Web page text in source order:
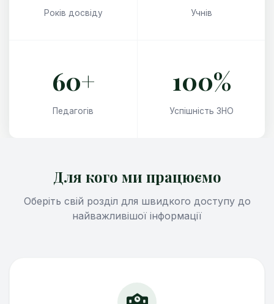
Років досвіду Учнів
60+
Педагогів
100%
Успішність ЗНО
Для кого ми працюємо
Оберіть свій розділ для швидкого доступу до
найважливішої інформації